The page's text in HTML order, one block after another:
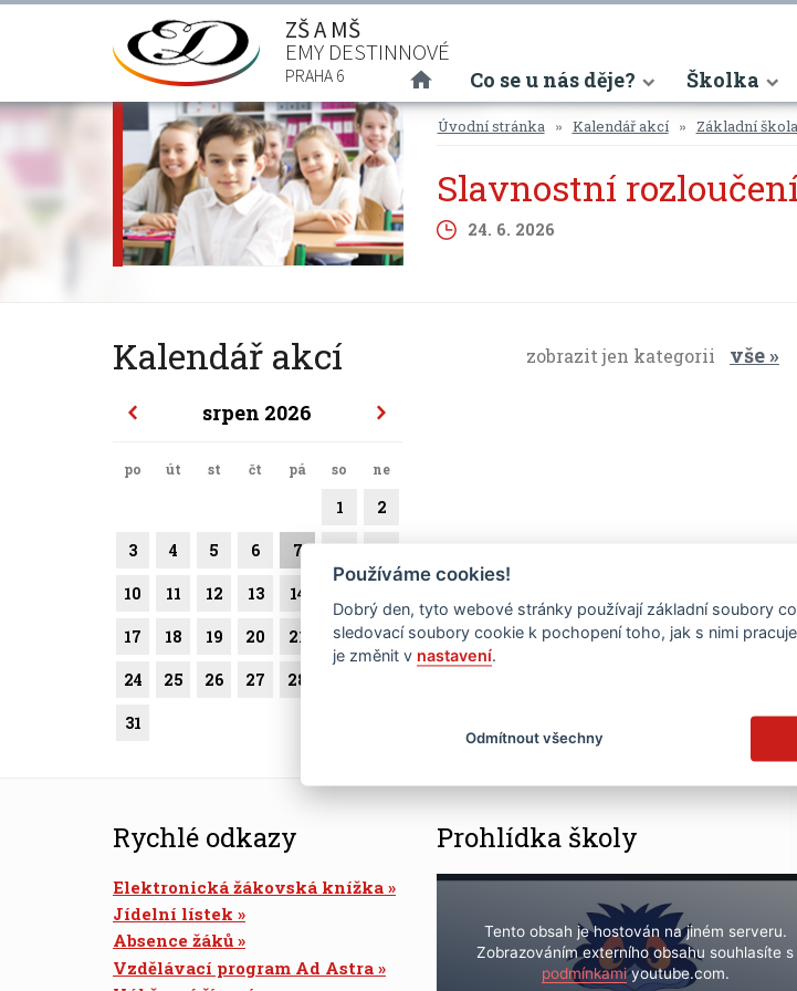
ZŠ A MŠ
EMY DESTINNOVÉ
PRAHA 6 (current)
Co se u nás děje? Školka
Úvodní stránka Kalendář akcí Základní škola
Slavnostní
24. 6. 2026
Kalendář akcí zobrazit jen kategorii vše
srpen 2026
po út st čt pá so ne
1 2
3 4 5 6 7 8 9
10 11 12 13 14
17 18 19 20 21 22 23
24 25 26 27 28
31
Rychlé odkazy
Elektronická žákovská knížka
Jídelní lístek
Absence žáků
Vzdělávací program Ad Astra
Prohlídka školy
Tento obsah je hostován na jiném serveru.
Zobrazováním externího obsahu souhlasíte s
podmínkamiyoutube.com.
Používáme cookies!
Dobrý den, tyto webové stránky používají základní soubory
sledovací soubory cookie k pochopení toho, jak s nimi
je změnit v nastavení.
Odmítnout všechny